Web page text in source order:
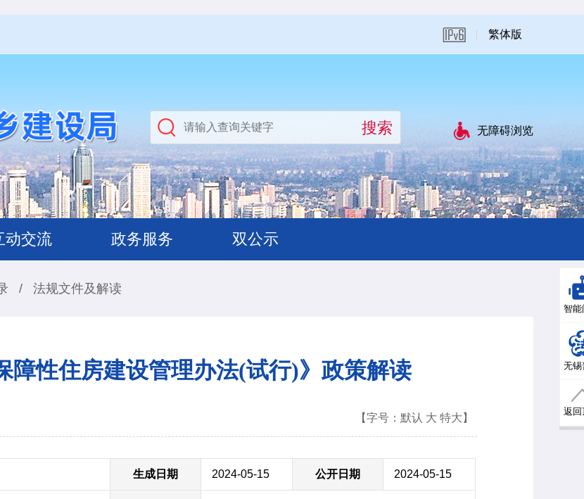
繁体版
无障碍浏览
动交流 政务服务 双公示
/ 法规文件及解读
障性住房建设管理办法(试行)》政策解读
【字号： 默认 大 特大 】
生成日期 2024-05-15 公开日期 2024-05-15
智能
无锡
返回